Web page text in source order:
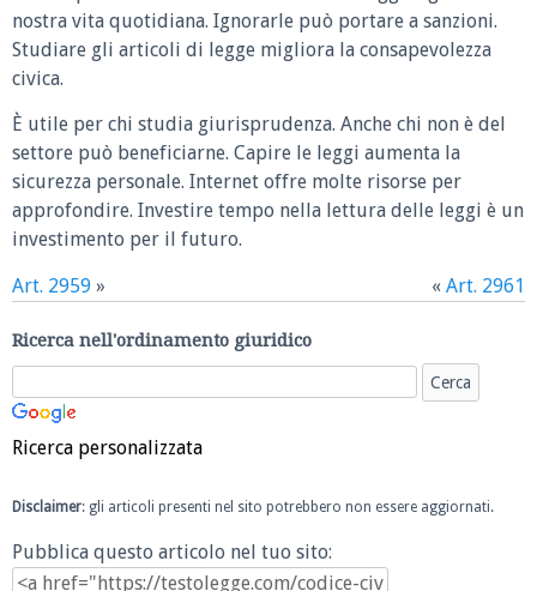
nostra vita quotidiana. Ignorarle può portare a sanzioni.
Studiare gli articoli di legge migliora la consapevolezza
civica.
È utile per chi studia giurisprudenza. Anche chi non è del
settore può beneficiarne. Capire le leggi aumenta la
sicurezza personale. Internet offre molte risorse per
approfondire. Investire tempo nella lettura delle leggi è un
investimento per il futuro.
Art. 2959 » « Art. 2961
Ricerca nell'ordinamento giuridico
Ricerca personalizzata
Disclaimer: gli articoli presenti nel sito potrebbero non essere aggiornati.
Pubblica questo articolo nel tuo sito: